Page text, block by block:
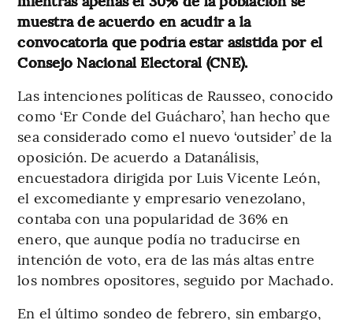
muestra de acuerdo en acudir a la
convocatoria que podría estar asistida por el
Consejo Nacional Electoral (CNE).
Las intenciones políticas de Rausseo, conocido
como ‘Er Conde del Guácharo’, han hecho que
sea considerado como el nuevo ‘outsider’ de la
oposición. De acuerdo a Datanálisis,
encuestadora dirigida por Luis Vicente León,
el excomediante y empresario venezolano,
contaba con una popularidad de 36% en
enero, que aunque podía no traducirse en
intención de voto, era de las más altas entre
los nombres opositores, seguido por Machado.
En el último sondeo de febrero, sin embargo,